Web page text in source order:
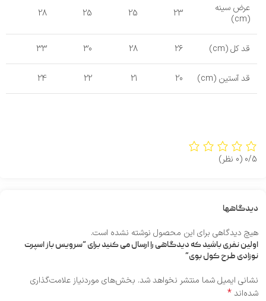
عرض سینه
(cm)
23
25
25
28
قد کل (cm) 26
28
30
33
قد آستین (cm) 20
21
22
24
0/5 (0 نظر)
دیدگاهها
هیچ دیدگاهی برای این محصول نوشته نشده است.
اولین نفری باشید که دیدگاهی را ارسال می کنید برای “سرویس باز اسپرت
نوزادی طرح کول بوی”
نشانی ایمیل شما منتشر نخواهد شد. بخش‌های موردنیاز علامت‌گذاری
شده‌اند*